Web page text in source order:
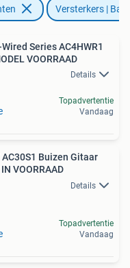
Versterkers | Bas
Series AC4HWR1
VOORRAAD
Details
Topadvertentie
Vandaag
AC30S1 Buizen Gitaar
VOORRAAD
Details
Topadvertentie
Vandaag